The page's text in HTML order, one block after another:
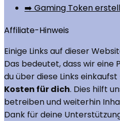
➡️ Gaming Token
Affiliate-Hinweis
Einige Links auf dieser
Das bedeutet, dass wir eine
du über diese Links einkaufst
Kosten für dich. Dies hilft
betreiben und weiterhin
Dank für deine